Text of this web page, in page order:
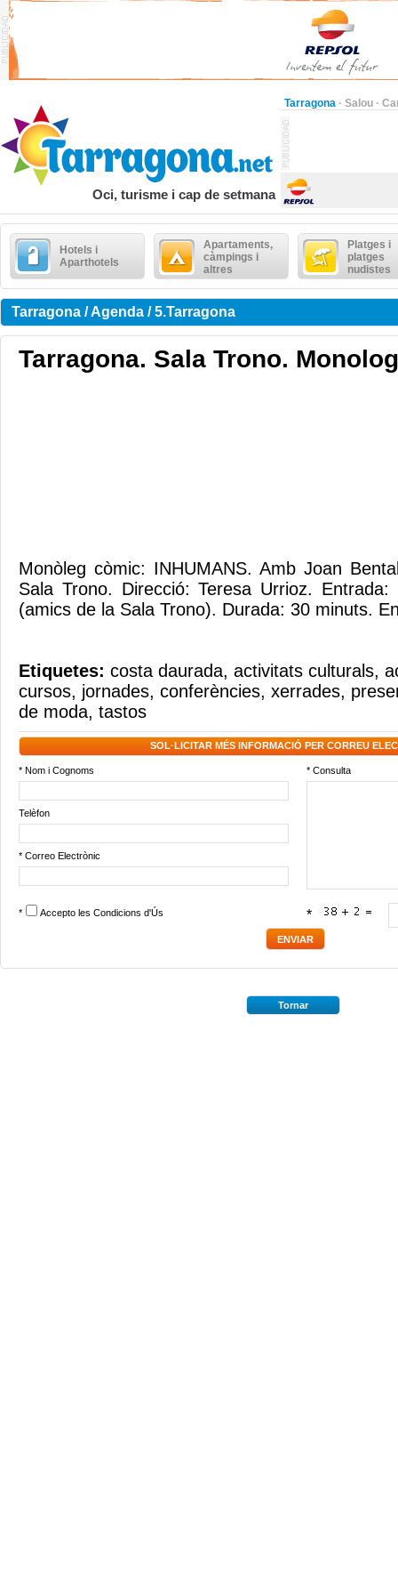
Tarragona · Salou ·
Oci, turisme i cap de setmana
Hotels i
Aparthotels
Apartaments,
càmpings i
altres
Platges i
platges
nudistes
Tarragona / Agenda / 5.Tarragona
Tarragona. Sala Trono.
Monòleg còmic: INHUMANS. Amb Joan
Sala Trono. Direcció: Teresa Urrioz.
(amics de la Sala Trono). Durada: 30 minuts.
Etiquetes: costa daurada, activitats culturals,
cursos, jornades, conferències, xerrades,
de moda, tastos
SOL·LICITAR MÉS INFORMACIÓ PER CORREU
* Nom i Cognoms * Consulta
Telèfon
* Correo Electrònic
* Accepto les Condicions d'Ús *
Tornar